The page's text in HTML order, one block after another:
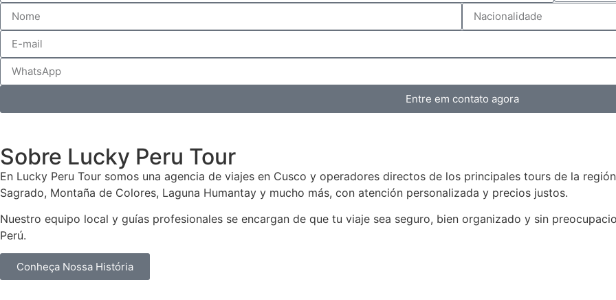
Entre em contato agora
Sobre Lucky Peru Tour
En Lucky Peru Tour somos una agencia de viajes en Cusco y operadores directos de los principales tours de la
Sagrado, Montaña de Colores, Laguna Humantay y mucho más, con atención personalizada y precios justos.
Nuestro equipo local y guías profesionales se encargan de que tu viaje sea seguro, bien organizado y sin
Perú.
Conheça Nossa História